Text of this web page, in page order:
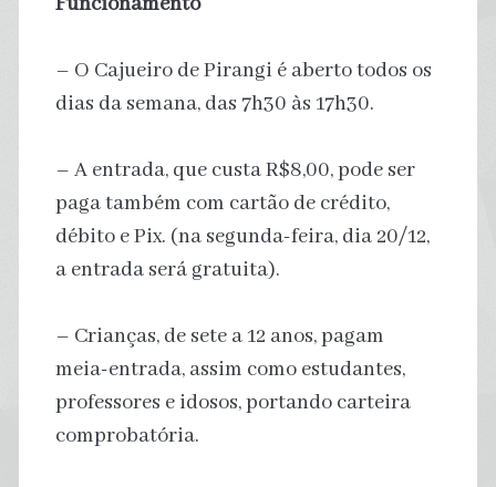
– O Cajueiro de Pirangi é aberto todos os
dias da semana, das 7h30 às 17h30.
– A entrada, que custa R$8,00, pode ser
paga também com cartão de crédito,
débito e Pix. (na segunda-feira, dia 20/12,
a entrada será gratuita).
– Crianças, de sete a 12 anos, pagam
meia-entrada, assim como estudantes,
professores e idosos, portando carteira
comprobatória.